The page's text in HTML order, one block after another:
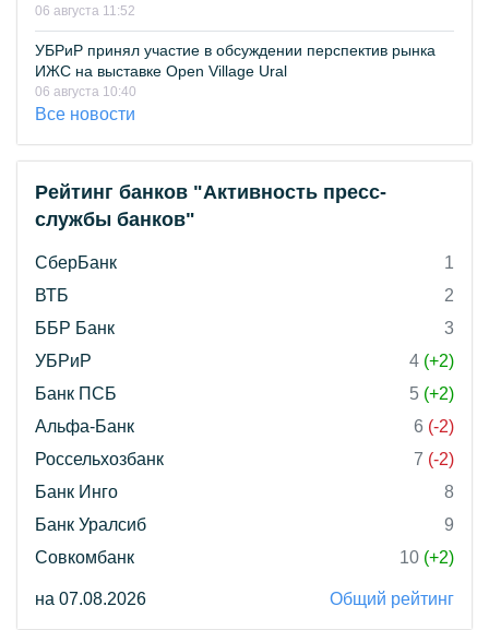
06 августа 11:52
УБРиР принял участие в обсуждении перспектив рынка
ИЖС на выставке Open Village Ural
06 августа 10:40
Все новости
Рейтинг банков "Активность пресс-
службы банков"
СберБанк
1
ВТБ
2
ББР Банк
3
УБРиР
4 (+2)
Банк ПСБ
5 (+2)
Альфа-Банк
6 (-2)
Россельхозбанк
7 (-2)
Банк Инго
8
Банк Уралсиб
9
Совкомбанк
10 (+2)
на 07.08.2026 Общий рейтинг